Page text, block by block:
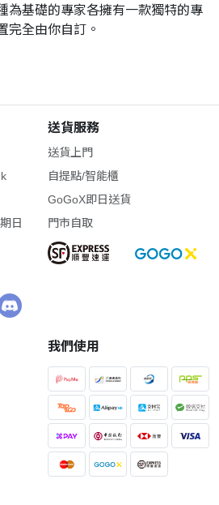
為基礎的專家各擁有一款獨特的專
全由你自訂。
日
送貨服務
送貨上門
自提點/智能櫃
GoGoX即日送貨
門市自取
我們使用